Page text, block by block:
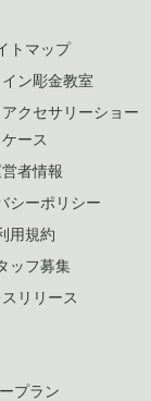
トマップ
ン彫金教室
クセサリーショー
ケース
者情報
シーポリシー
用規約
ッフ募集
リリース
プラン